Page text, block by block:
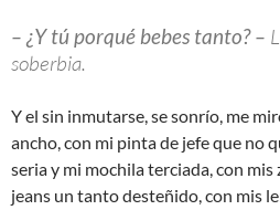
– ¿Y tú porqué bebes tanto? –
soberbia.
Y el sin inmutarse, se sonrío, me
ancho, con mi pinta de jefe que no
seria y mi mochila terciada, con
jeans un tanto desteñido, con mis